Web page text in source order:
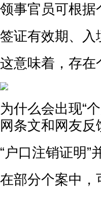
领事官员可根据
签证有效期、入
这意味着，存在
为什么会出现“
网条文和网友
“户口注销证明”
在部分个案中，